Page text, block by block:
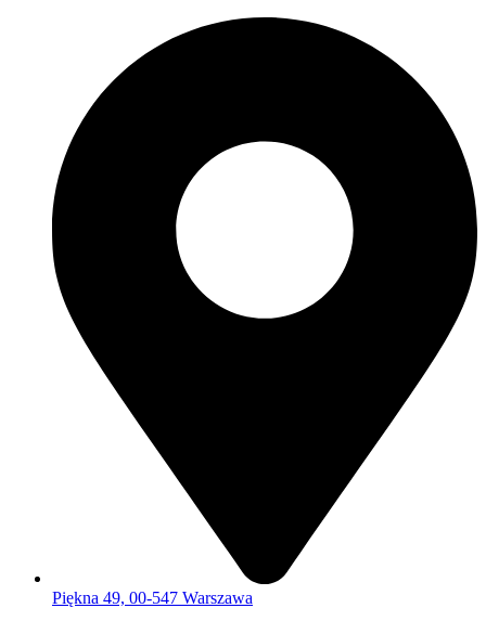
Piękna 49, 00-547 Warszawa